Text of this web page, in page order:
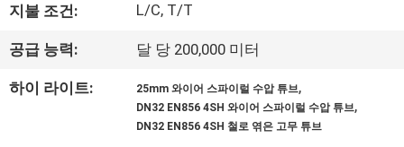
견
학
지불 조건: L/C, T/T
공급 능력: 달 당 200,000 미터
하이 라이트: 25mm 와이어 스파이럴 수압 튜브,
DN32 EN856 4SH 와이어 스파이럴 수압 튜브,
DN32 EN856 4SH 철로 엮은 고무 튜브